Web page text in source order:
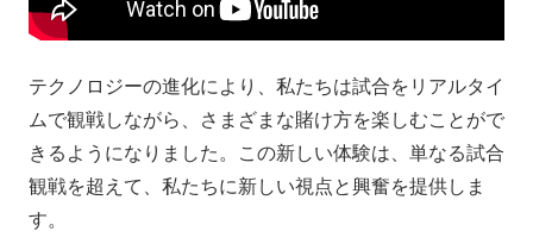
.
j
p
テクノロジーの進化により、私たちは試合をリアルタイ
ムで観戦しながら、さまざまな賭け方を楽しむことがで
きるようになりました。この新しい体験は、単なる試合
観戦を超えて、私たちに新しい視点と興奮を提供しま
す。